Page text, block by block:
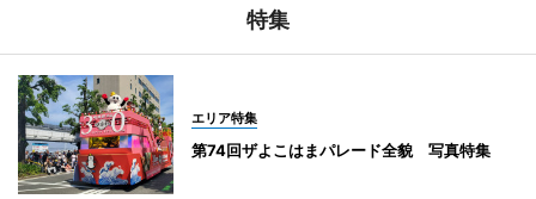
特集
エリア特集
第74回ザよこはまパレード全貌 写真特集